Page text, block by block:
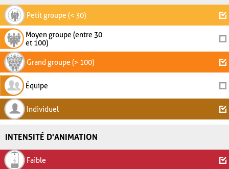
Petit groupe (< 30)
Moyen groupe (entre 30
et 100)
Grand groupe (> 100)
Équipe
Individuel
INTENSITÉ D'ANIMATION
Faible